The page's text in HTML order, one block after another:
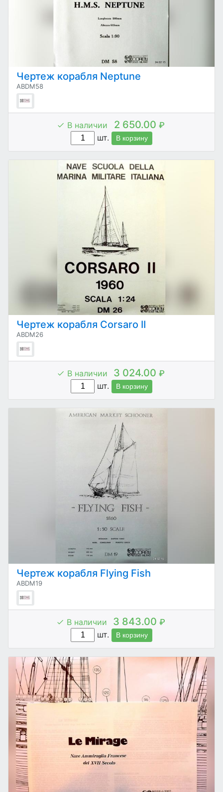
Чертеж корабля Neptune
ABDM58
В наличии 2 650.00 ₽
шт.
В корзину
Чертеж корабля Corsaro II
ABDM26
В наличии 3 024.00 ₽
шт.
В корзину
Чертеж корабля Flying Fish
ABDM19
В наличии 3 843.00 ₽
шт.
В корзину